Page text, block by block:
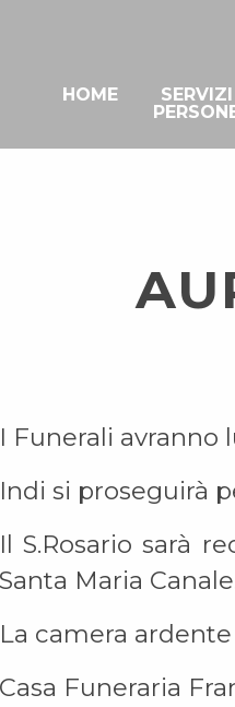
HOME
SERVIZI
I Funerali avranno
Indi si proseguirà
Il S.Rosario sarà
Santa Maria
La camera
Casa Funeraria